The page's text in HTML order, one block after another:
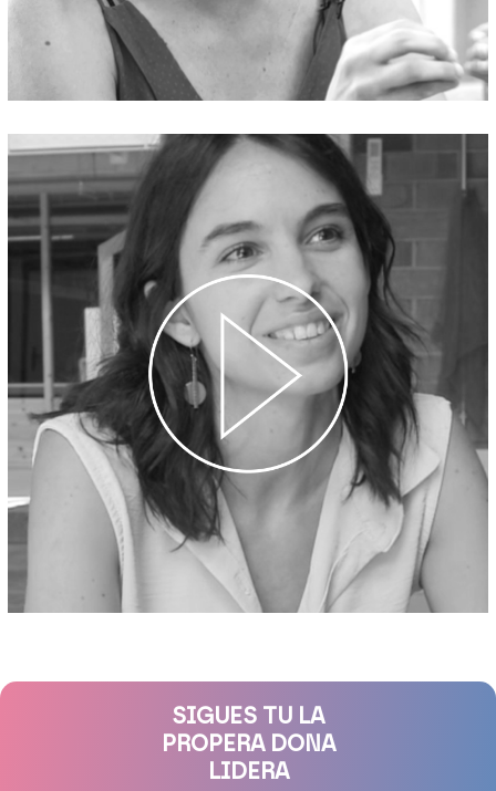
SIGUES TU LA
PROPERA DONA
LIDERA